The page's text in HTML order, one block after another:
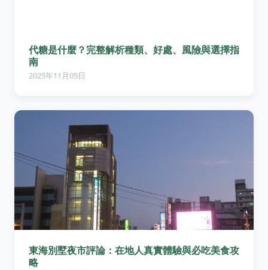
代糖是什麼？完整解析種類、好處、風險與選擇指
南
2025年11月05日
東海別墅夜市評論：在地人真實體驗與必吃美食攻
略